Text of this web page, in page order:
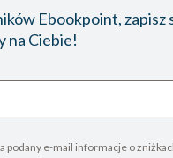
Ebookpoint, zapisz
na Ciebie!
podany e-mail informacje o